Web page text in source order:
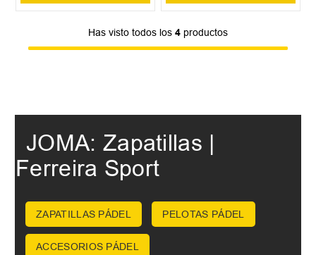
Has visto todos los 4 productos
JOMA: Zapatillas |
Ferreira Sport
ZAPATILLAS PÁDEL PELOTAS PÁDEL
ACCESORIOS PÁDEL